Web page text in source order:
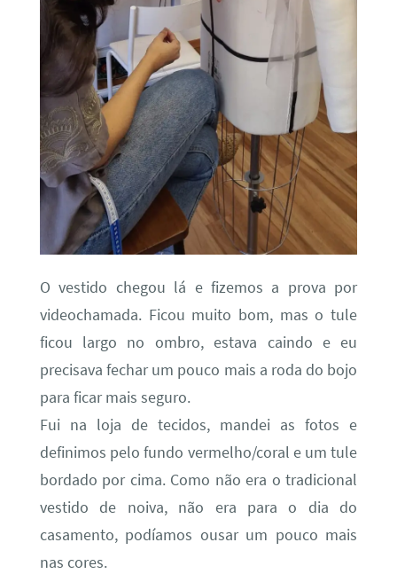
O vestido chegou lá e fizemos a prova por
videochamada. Ficou muito bom, mas o tule
ficou largo no ombro, estava caindo e eu
precisava fechar um pouco mais a roda do bojo
para ficar mais seguro.
Fui na loja de tecidos, mandei as fotos e
definimos pelo fundo vermelho/coral e um tule
bordado por cima. Como não era o tradicional
vestido de noiva, não era para o dia do
casamento, podíamos ousar um pouco mais
nas cores.